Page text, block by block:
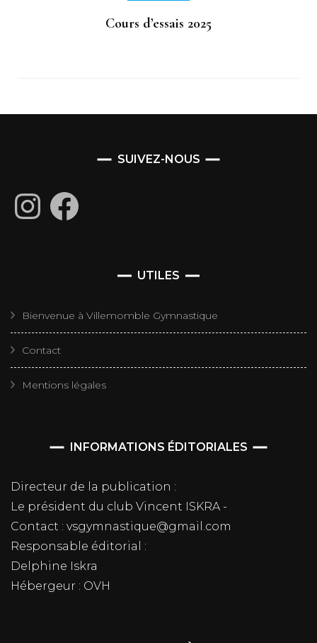
Cours d’essais 2025
SUIVEZ-NOUS
InstagramFacebook
UTILES
Bienvenue à Villemomble Gymnastique
Contact
Mentions légales
INFORMATIONS ÉDITORIALES
Directeur de la publication :
Le président du club Vincent ISKRA -
Contact : vsgymnastique@gmail.com
Responsable éditorial :
Delphine Iskra
Hébergeur : OVH